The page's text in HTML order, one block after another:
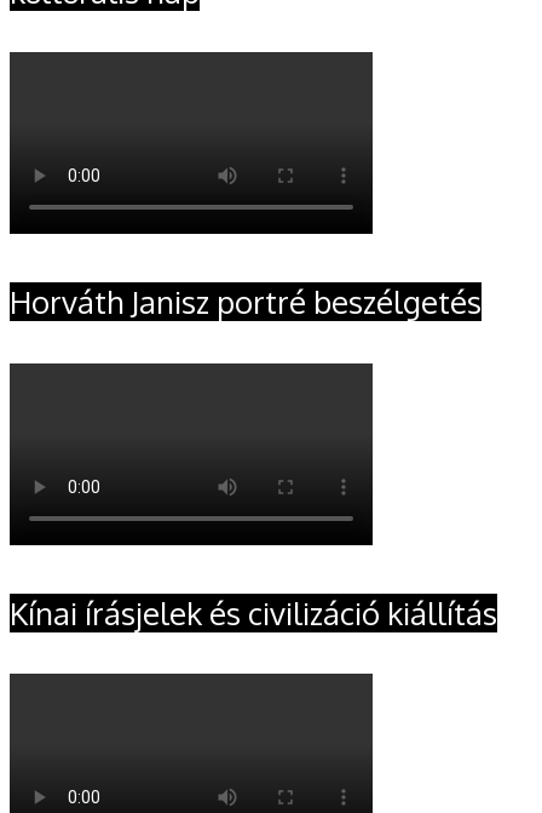
Horváth Janisz portré beszélgetés
Kínai írásjelek és civilizáció kiállítás